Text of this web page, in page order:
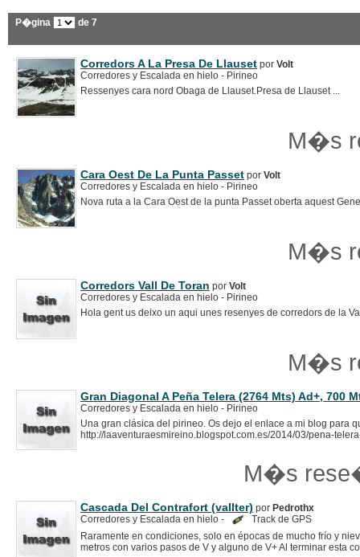
P�gina de 7
Corredors A La Presa De Llauset por Volt
Corredores y Escalada en hielo - Pirineo
Ressenyes cara nord Obaga de Llauset.Presa de Llauset ...
M�s
Cara Oest De La Punta Passet por Volt
Corredores y Escalada en hielo - Pirineo
Nova ruta a la Cara Oest de la punta Passet oberta aquest
M�s
Corredors Vall De Toran por Volt
Corredores y Escalada en hielo - Pirineo
Hola gent us deixo un aqui unes resenyes de corredors de la
M�s
Gran Diagonal A Peña Telera (2764 Mts) Ad+, 700
Corredores y Escalada en hielo - Pirineo
Una gran clásica del pirineo. Os dejo el enlace a mi blog para
http://laaventuraesmireino.blogspot.com.es/2014/03/pena-
M�s
Cascada Del Contrafort (vallter) por Pedrothx
Corredores y Escalada en hielo -
Track de GPS
Raramente en condiciones, solo en épocas de mucho frío y
metros con varios pasos de V y alguno de V+ Al terminar esta